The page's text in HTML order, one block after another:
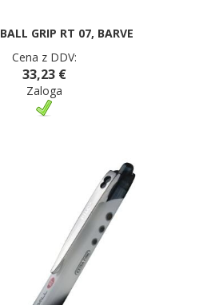
GRIP RT 07, BARVE
Cena z DDV:
33,23 €
Zaloga